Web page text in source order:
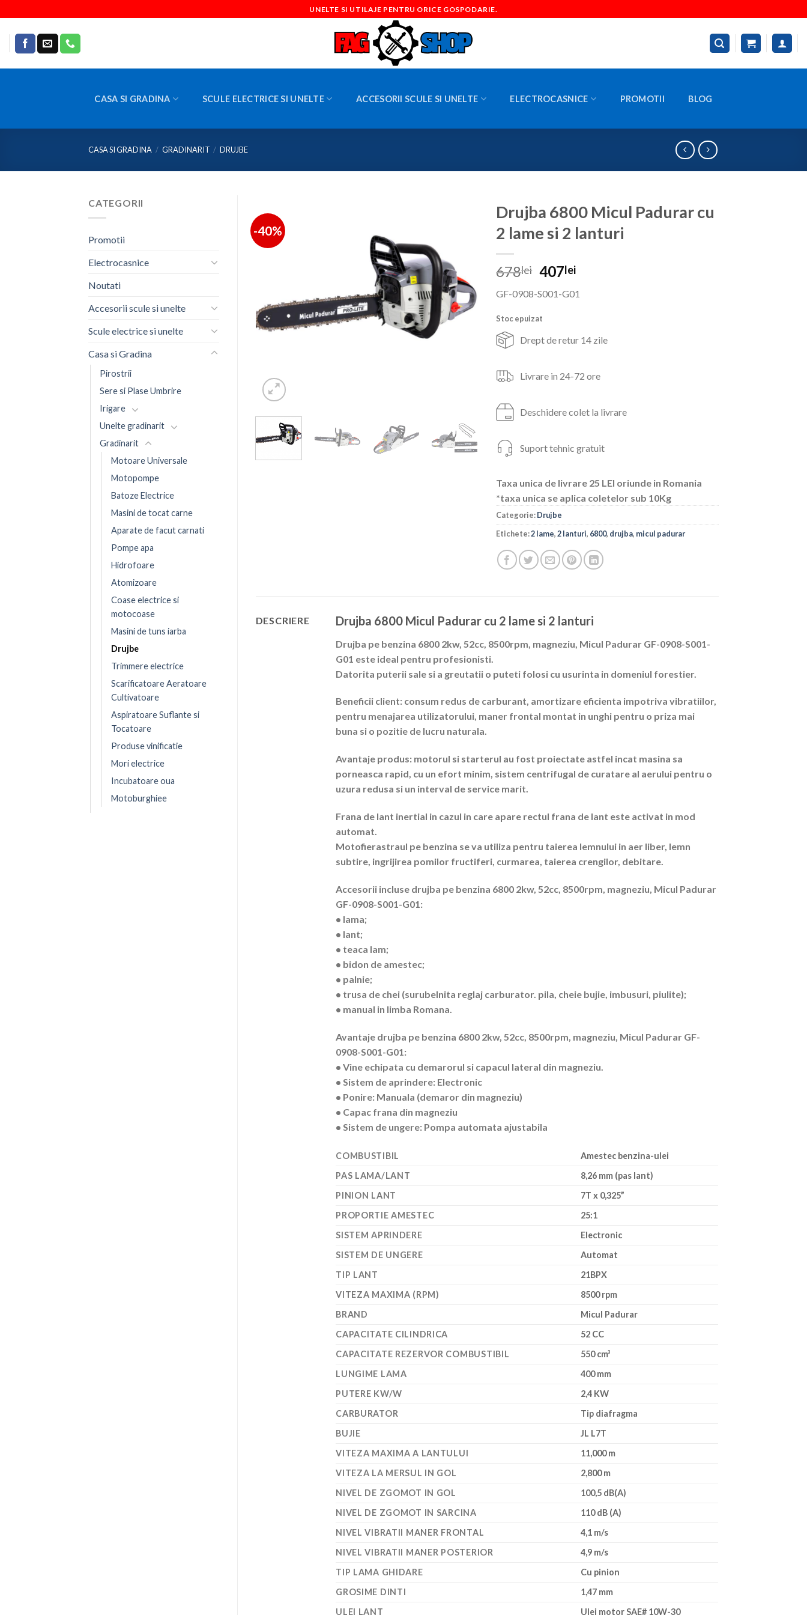
to
content
UNELTE SI UTILAJE PENTRU ORICE GOSPODARIE.
CASA SI GRADINA SCULE ELECTRICE SI UNELTE ACCESORII SCULE SI UNELTE ELECTROCASNICE PROMOTII BLOG
CASA SI GRADINA / GRADINARIT / DRUJBE
CATEGORII
Promotii
Electrocasnice
Noutati
Accesorii scule si unelte
Scule electrice si unelte
Casa si Gradina
Pirostrii
Sere si Plase Umbrire
Irigare
Unelte gradinarit
Gradinarit
Motoare Universale
Motopompe
Batoze Electrice
Masini de tocat carne
Aparate de facut carnati
Pompe apa
Hidrofoare
Atomizoare
Coase electrice si
motocoase
Masini de tuns iarba
Drujbe
Trimmere electrice
Scarificatoare Aeratoare
Cultivatoare
Aspiratoare Suflante si
Tocatoare
Produse vinificatie
Mori electrice
Incubatoare oua
Motoburghiee
-40%
Drujba 6800 Micul Padurar cu
2 lame si 2 lanturi
678lei Prețul
a
fost:
407leiPrețul
este:
GF-0908-S001-G01
Stoc epuizat
Drept de retur 14 zile
Livrare in 24-72 ore
Deschidere colet la livrare
Suport tehnic gratuit
Taxa unica de livrare 25 LEI oriunde in Romania
*taxa unica se aplica coletelor sub 10Kg
Categorie:Drujbe
Etichete:2 lame,2 lanturi, 6800, drujba, micul padurar
DESCRIERE Drujba 6800 Micul Padurar cu 2 lame si 2 lanturi
Drujba pe benzina 6800 2kw, 52cc, 8500rpm, magneziu, Micul Padurar GF-0908-S001-
G01 este ideal pentru profesionisti.
Datorita puterii sale si a greutatii o puteti folosi cu usurinta in domeniul forestier.
Beneficii client: consum redus de carburant, amortizare eficienta impotriva vibratiilor,
pentru menajarea utilizatorului, maner frontal montat in unghi pentru o priza mai
buna si o pozitie de lucru naturala.
Avantaje produs: motorul si starterul au fost proiectate astfel incat masina sa
porneasca rapid, cu un efort minim, sistem centrifugal de curatare al aerului pentru o
uzura redusa si un interval de service marit.
Frana de lant inertial in cazul in care apare rectul frana de lant este activat in mod
automat.
Motofierastraul pe benzina se va utiliza pentru taierea lemnului in aer liber, lemn
subtire, ingrijirea pomilor fructiferi, curmarea, taierea crengilor, debitare.
Accesorii incluse drujba pe benzina 6800 2kw, 52cc, 8500rpm, magneziu, Micul Padurar
GF-0908-S001-G01:
• lama;
• lant;
• teaca lam;
• bidon de amestec;
• palnie;
• trusa de chei (surubelnita reglaj carburator. pila, cheie bujie, imbusuri, piulite);
• manual in limba Romana.
Avantaje drujba pe benzina 6800 2kw, 52cc, 8500rpm, magneziu, Micul Padurar GF-
0908-S001-G01:
• Vine echipata cu demarorul si capacul lateral din magneziu.
• Sistem de aprindere: Electronic
• Ponire: Manuala (demaror din magneziu)
• Capac frana din magneziu
• Sistem de ungere: Pompa automata ajustabila
COMBUSTIBIL
Amestec benzina-ulei
PAS LAMA/LANT
8,26 mm (pas lant)
PINION LANT
7T x 0,325”
PROPORTIE AMESTEC
25:1
SISTEM APRINDERE
Electronic
SISTEM DE UNGERE
Automat
TIP LANT
21BPX
VITEZA MAXIMA (RPM)
8500 rpm
BRAND
Micul Padurar
CAPACITATE CILINDRICA
52 CC
CAPACITATE REZERVOR COMBUSTIBIL
550 cm³
LUNGIME LAMA
400 mm
PUTERE KW/W
2,4 KW
CARBURATOR
Tip diafragma
BUJIE
JL L7T
VITEZA MAXIMA A LANTULUI
11,000 m
VITEZA LA MERSUL IN GOL
2,800 m
NIVEL DE ZGOMOT IN GOL
100,5 dB(A)
NIVEL DE ZGOMOT IN SARCINA
110 dB (A)
NIVEL VIBRATII MANER FRONTAL
4,1 m/s
NIVEL VIBRATII MANER POSTERIOR
4,9 m/s
TIP LAMA GHIDARE
Cu pinion
GROSIME DINTI
1,47 mm
ULEI LANT
Ulei motor SAE# 10W-30